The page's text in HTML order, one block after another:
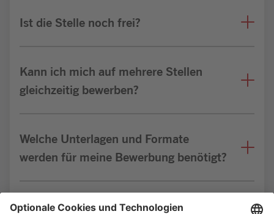
Ist die Stelle noch frei?
Kann ich mich auf mehrere Stellen
gleichzeitig bewerben?
Welche Unterlagen und Formate
werden für meine Bewerbung benötigt?
Bin ich für die Stelle geeignet?